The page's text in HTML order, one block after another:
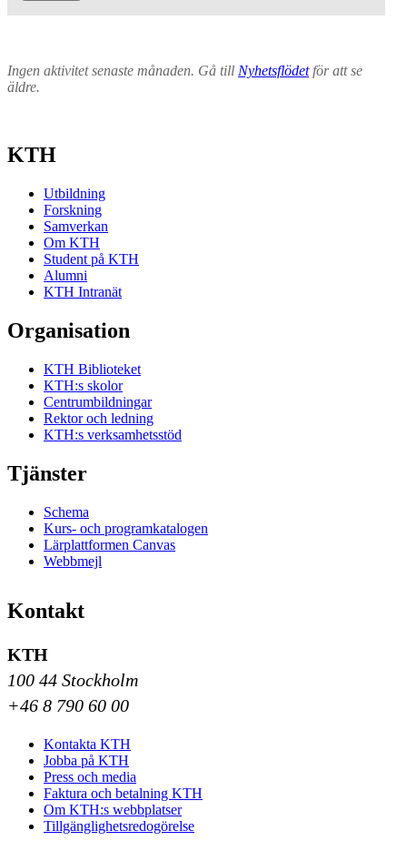
Ingen aktivitet senaste månaden. Gå till Nyhetsflödetför att se
äldre.
KTH
Utbildning
Forskning
Samverkan
Om KTH
Student på KTH
Alumni
KTH Intranät
Organisation
KTH Biblioteket
KTH:s skolor
Centrumbildningar
Rektor och ledning
KTH:s verksamhetsstöd
Tjänster
Schema
Kurs- och programkatalogen
Lärplattformen Canvas
Webbmejl
Kontakt
KTH
100 44 Stockholm
+46 8 790 60 00
Kontakta KTH
Jobba på KTH
Press och media
Faktura och betalning KTH
Om KTH:s webbplatser
Tillgänglighetsredogörelse